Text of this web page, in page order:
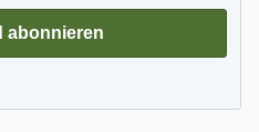
abonnieren